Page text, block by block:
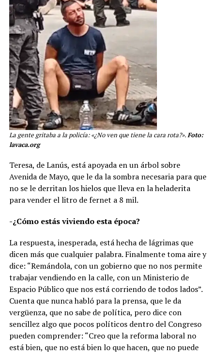
La gente gritaba a la policía: «¿No ven que tiene la cara rota?».Foto:
lavaca.org
Teresa, de Lanús, está apoyada en un árbol sobre
Avenida de Mayo, que le da la sombra necesaria para que
no se le derritan los hielos que lleva en la heladerita
para vender el litro de fernet a 8 mil.
-¿Cómo estás viviendo esta época?
La respuesta, inesperada, está hecha de lágrimas que
dicen más que cualquier palabra. Finalmente toma aire y
dice: “Remándola, con un gobierno que no nos permite
trabajar vendiendo en la calle, con un Ministerio de
Espacio Público que nos está corriendo de todos lados”.
Cuenta que nunca habló para la prensa, que le da
vergüenza, que no sabe de política, pero dice con
sencillez algo que pocos políticos dentro del Congreso
pueden comprender: “Creo que la reforma laboral no
está bien, que no está bien lo que hacen, que no puede